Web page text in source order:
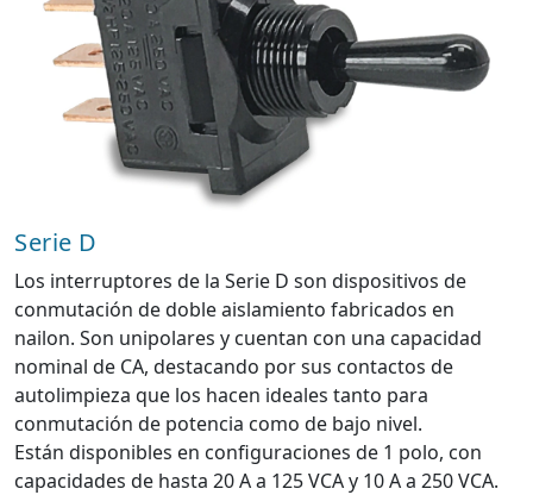
Serie D
Los interruptores de la Serie D son dispositivos de
conmutación de doble aislamiento fabricados en
nailon. Son unipolares y cuentan con una capacidad
nominal de CA, destacando por sus contactos de
autolimpieza que los hacen ideales tanto para
conmutación de potencia como de bajo nivel.
Están disponibles en configuraciones de 1 polo, con
capacidades de hasta 20 A a 125 VCA y 10 A a 250 VCA.